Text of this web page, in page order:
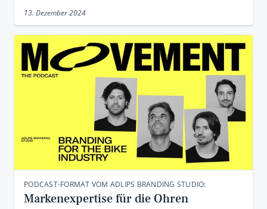
13. Dezember 2024
PODCAST-FORMAT VOM ADLIPS BRANDING STUDIO:
Markenexpertise für die Ohren